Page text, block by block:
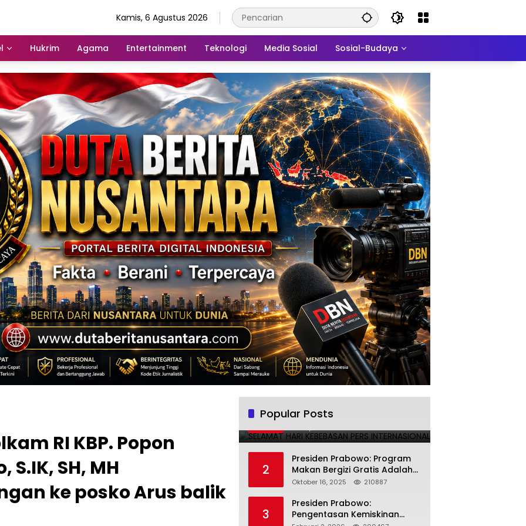
Kamis, 6 Agustus 2026
Hukrim Agama Entertainment Teknologi Media Sosial Sosial-Budaya
RI KBP. Popon
SH, MH
ke posko Arus balik
Popular Posts
1
INTERNASIONAL
Mei 3, 2025 224690
2
Presiden Prabowo: Program
Makan Bergizi Gratis Adalah
Investasi untuk Masa Depan
Oktober 16, 2025 210887
3
Presiden Prabowo:
Pengentasan Kemiskinan